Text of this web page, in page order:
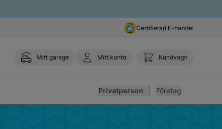
Certifierad E-handel
Mitt garage Mitt konto Kundvagn
Privatperson Företag